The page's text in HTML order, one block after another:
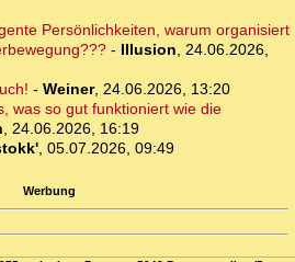
Persönlichkeiten, warum organisiert
- Illusion
24.06.2026,
- Weiner, 24.06.2026, 13:20
was so gut funktioniert wie die
24.06.2026, 16:19
, 05.07.2026, 09:49
Werbung